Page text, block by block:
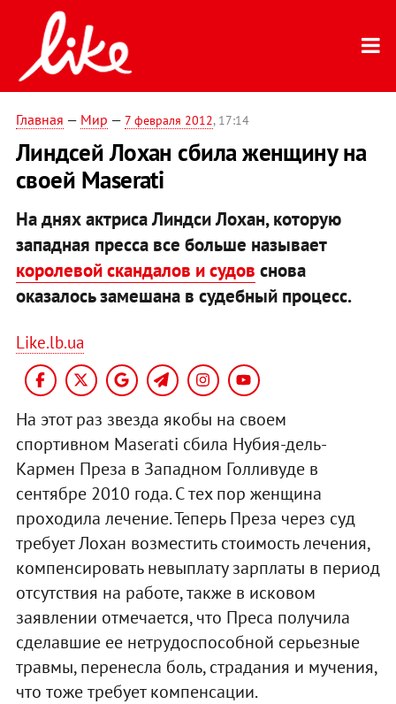
Главная — Мир — 7 февраля 2012, 17:14
Линдсей Лохан сбила женщину на
своей Maserati
На днях актриса Линдси Лохан, которую
западная пресса все больше называет
королевой скандалов и судов снова
оказалось замешана в судебный процесс.
Like.lb.ua
На этот раз звезда якобы на своем
спортивном Maserati сбила Нубия-дель-
Кармен Преза в Западном Голливуде в
сентябре 2010 года. С тех пор женщина
проходила лечение. Теперь Преза через суд
требует Лохан возместить стоимость лечения,
компенсировать невыплату зарплаты в период
отсутствия на работе, также в исковом
заявлении отмечается, что Преса получила
сделавшие ее нетрудоспособной серьезные
травмы, перенесла боль, страдания и мучения,
что тоже требует компенсации.